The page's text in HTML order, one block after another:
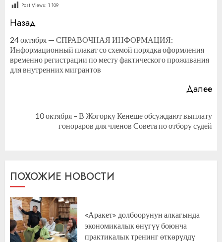
Post Views: 1 109
Продолжить
чтение
Назад
24 октября — СПРАВОЧНАЯ ИНФОРМАЦИЯ:
Информационный плакат со схемой порядка оформления
временно регистрации по месту фактического проживания
для внутренних мигрантов
Далее
Следующая
10 октября – В Жогорку Кенеше обсуждают выплату
гонораров для членов Совета по отбору судей
ПОХОЖИЕ НОВОСТИ
«Аракет» долбоорунун алкагында
экономикалык өнүгүү боюнча
практикалык тренинг өткөрүлдү